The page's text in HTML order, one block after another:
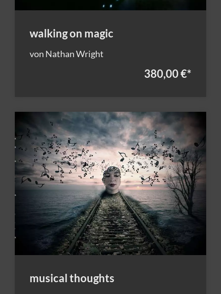
walking on magic
von Nathan Wright
380,00 €*
musical thoughts